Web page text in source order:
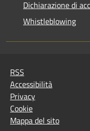
Dichiarazione di
Whistleblowing
RSS
Accessibilità
Privacy
Cookie
Mappa del sito